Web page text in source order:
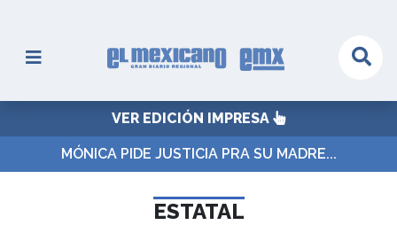
VER EDICIÓN IMPRESA
MÓNICA PIDE JUSTICIA PRA SU MADRE...
ESTATAL